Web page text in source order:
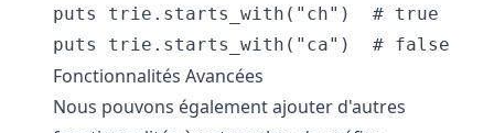
puts trie.starts_with("ch")  # true
Fonctionnalités Avancées
Nous pouvons également ajouter d'autres